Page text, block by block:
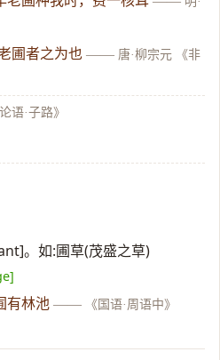
圃者之为也 —— 唐·柳宗元 《非
论语·子路》
。如:圃草(茂盛之草)
有林池 —— 《国语·周语中》